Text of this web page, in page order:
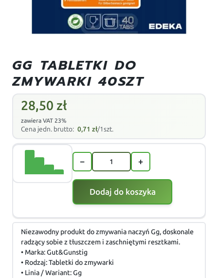
GG TABLETKI DO
ZMYWARKI 40SZT
28,50 zł
zawiera VAT 23%
Cena jedn. brutto: 0,71zł/1szt.
− +
Dodaj do koszyka
Niezawodny produkt do zmywania naczyń Gg, doskonale
radzący sobie z tłuszczem i zaschniętymi resztkami.
• Marka: Gut&Gunstig
• Rodzaj: Tabletki do zmywarki
• Linia / Wariant: Gg